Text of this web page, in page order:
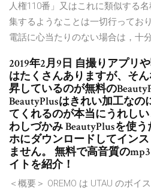
人権110番」又はこれに類似する
集するようなことは一切行ってお
電話に心当たりのない場合は，十
2019年2月9日 自撮りアプリ
はたくさんありますが、そ
昇しているのが無料の
BeautyPlusはきれい加工な
てくれるのが本当にうれし
わしづかみ BeautyPlusを使
ホにダウンロードしてイン
ません。 無料で高音質の
イトを紹介！
＜概要＞ OREMO は UTAU のボイ